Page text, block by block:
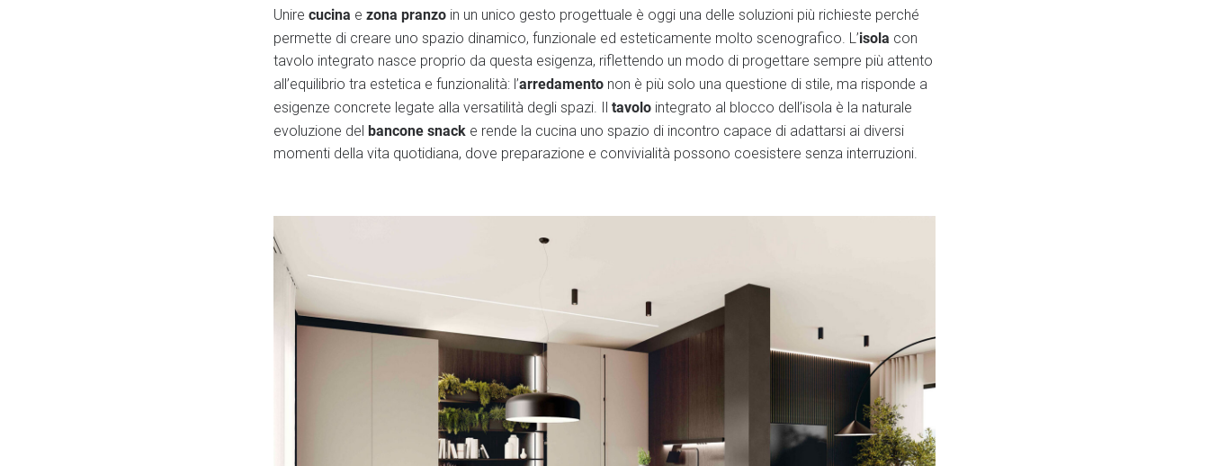
Unire cucina e zona pranzo in un unico gesto progettuale è oggi una delle soluzioni più richieste perché
permette di creare uno spazio dinamico, funzionale ed esteticamente molto scenografico. L’isola con
tavolo integrato nasce proprio da questa esigenza, riflettendo un modo di progettare sempre più attento
all’equilibrio tra estetica e funzionalità: l’arredamento non è più solo una questione di stile, ma risponde a
esigenze concrete legate alla versatilità degli spazi. Il tavolo integrato al blocco dell’isola è la naturale
evoluzione del bancone snack e rende la cucina uno spazio di incontro capace di adattarsi ai diversi
momenti della vita quotidiana, dove preparazione e convivialità possono coesistere senza interruzioni.